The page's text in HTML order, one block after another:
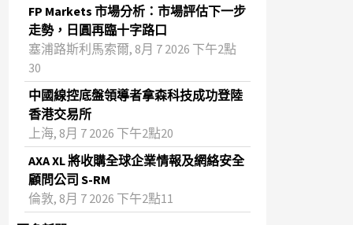
FP Markets 市場分析：市場評估下一步
走勢，日圓再臨十字路口
塞浦路斯利馬索爾, 8月 7 2026 下午2點
30
中國線控底盤領導者拿森科技成功登陸
香港交易所
上海, 8月 7 2026 下午2點20
AXA XL 將收購全球企業情報及網絡安全
顧問公司 S-RM
倫敦, 8月 7 2026 下午2點11